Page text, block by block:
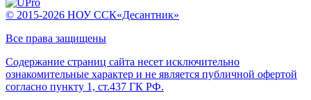
© 2015-2026 НОУ ССК«Десантник»
Все права защищены
Содержание страниц сайта несет исключительно
ознакомительные характер и не является публичной офертой
согласно пункту 1, ст.437 ГК РФ.